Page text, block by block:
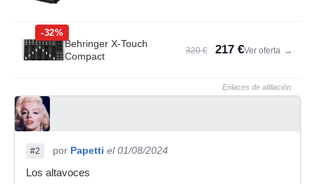
-32%
Behringer X-Touch
Compact
320 € 217 €Ver oferta →
Enlaces de afiliación
#2 por Papetti el 01/08/2024
Los altavoces